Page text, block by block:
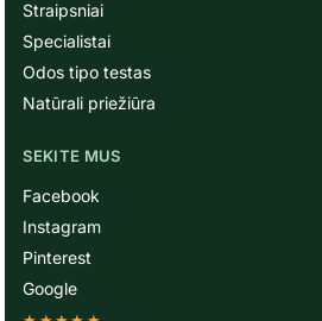
Straipsniai
Specialistai
Odos tipo testas
Natūrali priežiūra
SEKITE MUS
Facebook
Instagram
Pinterest
Google